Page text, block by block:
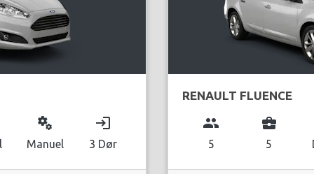
miscellaneous_services
Manuel
login
3 Dør
RENAULT FLUENCE
group
5
business_center
5